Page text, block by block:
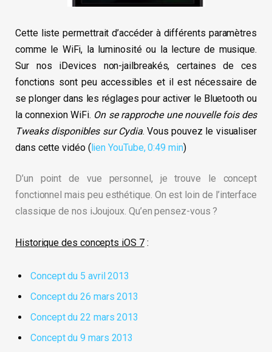
Cette liste permettrait d’accéder à différents paramètres
comme le WiFi, la luminosité ou la lecture de musique.
Sur nos iDevices non-jailbreakés, certaines de ces
fonctions sont peu accessibles et il est nécessaire de
se plonger dans les réglages pour activer le Bluetooth ou
la connexion WiFi. On se rapproche une nouvelle fois des
Tweaks disponibles sur Cydia. Vous pouvez le visualiser
dans cette vidéo (lien YouTube, 0:49 min)
D’un point de vue personnel, je trouve le concept
fonctionnel mais peu esthétique. On est loin de l’interface
classique de nos iJoujoux. Qu’en pensez-vous ?
Historique des concepts iOS 7:
Concept du 5 avril 2013
Conceptdu 26 mars 2013
Concept du 22 mars 2013
Concept du 9 mars 2013